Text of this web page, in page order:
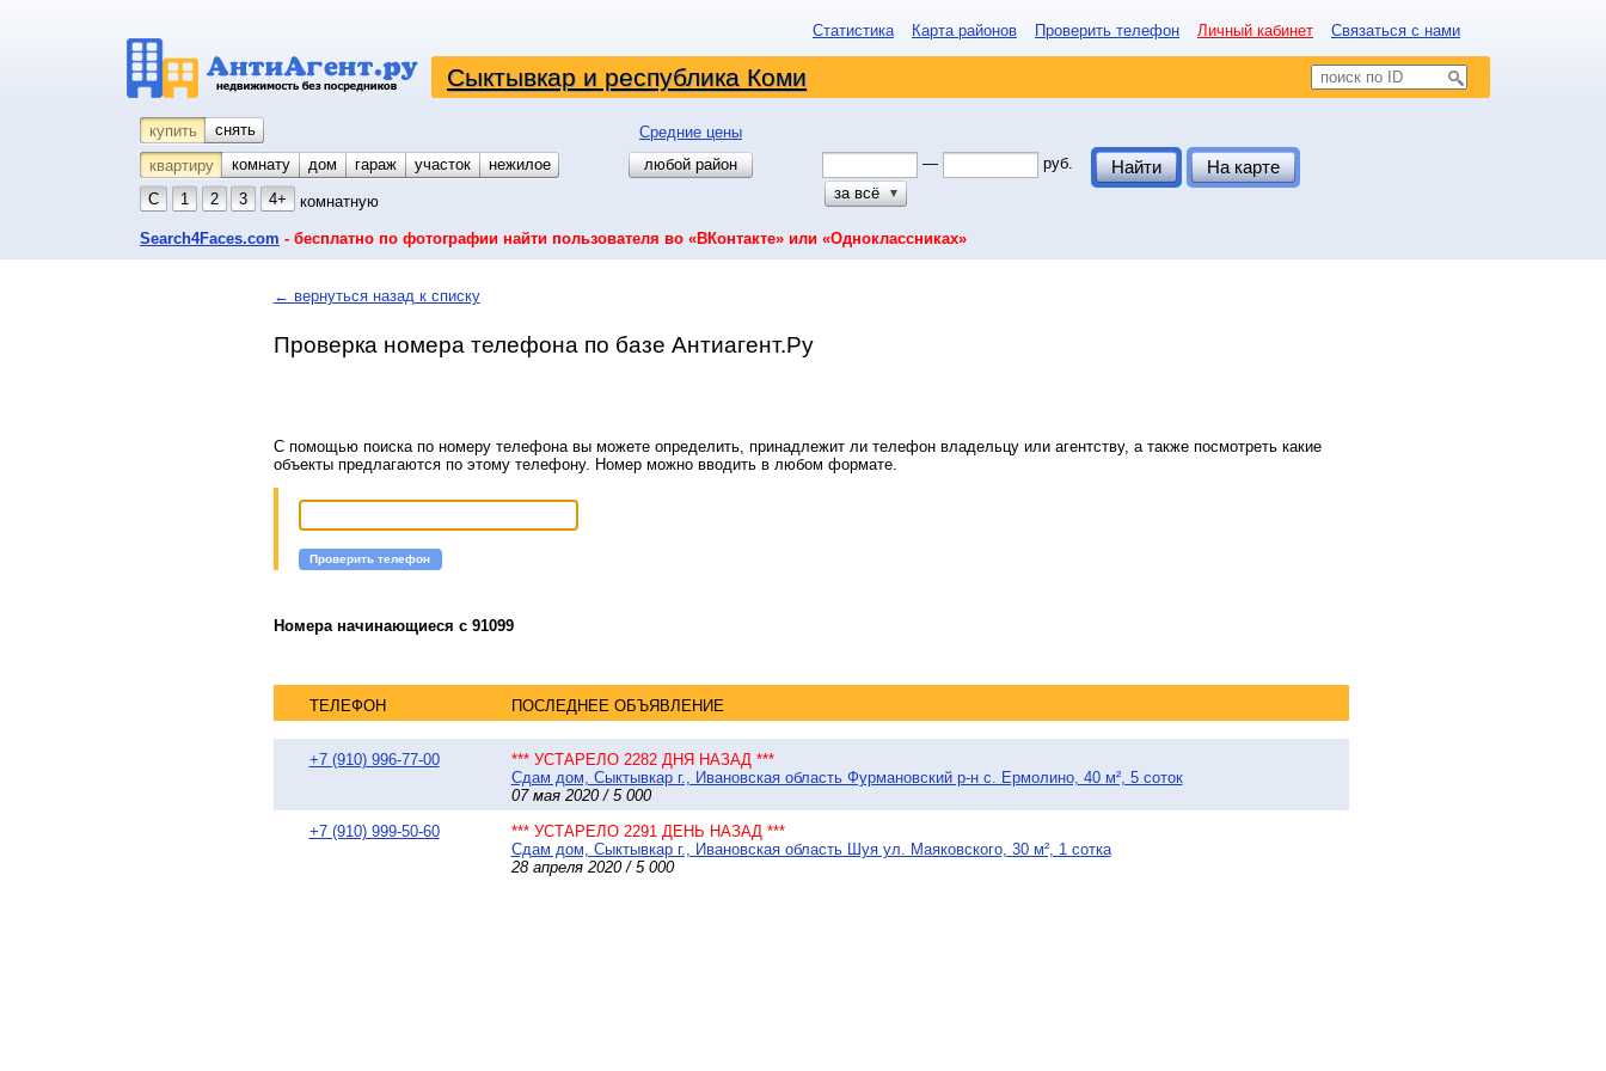
Статистика Карта районов Проверить телефон Личный кабинет Связаться с нами
Сыктывкар и республика Коми
купить снять
Средние цены
квартиру
комнату койко-место
дом гараж участок
нежилое
С
1 2 3 4+ комнатную
любой район —
руб.
за всё
▼
Найти На карте
Search4Faces.com - бесплатно по фотографии найти пользователя во «ВКонтакте» или «Одноклассниках»
← вернуться назад к списку
Проверка номера телефона по базе Антиагент.Ру
С помощью поиска по номеру телефона вы можете определить, принадлежит ли телефон владельцу или агентству, а также посмотреть какие
объекты предлагаются по этому телефону. Номер можно вводить в любом формате.
Проверить телефон
Номера начинающиеся с 91099
ТЕЛЕФОН ПОСЛЕДНЕЕ ОБЪЯВЛЕНИЕ
+7 (910) 996-77-00
*** УСТАРЕЛО 2282 ДНЯ НАЗАД ***
Сдам дом, Сыктывкар г., Ивановская область Фурмановский р-н с. Ермолино, 40 м², 5 соток
07 мая 2020 / 5 000
+7 (910) 999-50-60
*** УСТАРЕЛО 2291 ДЕНЬ НАЗАД ***
Сдам дом, Сыктывкар г., Ивановская область Шуя ул. Маяковского, 30 м², 1 сотка
28 апреля 2020 / 5 000